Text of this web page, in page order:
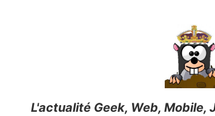
L'actualité Geek, Web, Mobile,